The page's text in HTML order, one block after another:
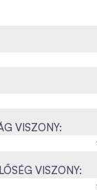
VISZONY:
VISZONY: